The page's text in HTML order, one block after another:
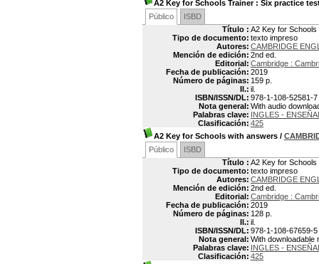
A2 Key for Schools Trainer: Six practice
Público
ISBD
Título : A2 Key for
Tipo de documento: texto impreso
Autores: CAMBRIDGE
Mención de edición: 2nd ed.
Editorial: Cambridge :
Fecha de publicación: 2019
Número de páginas: 159 p.
Il.: il.
ISBN/ISSN/DL: 978-1-108-52581-7
Nota general: With audio
Palabras clave: INGLES -
Clasificación: 425
A2 Key for Schools with answers /
Público
ISBD
Título : A2 Key for
Tipo de documento: texto impreso
Autores: CAMBRIDGE
Mención de edición: 2nd ed.
Editorial: Cambridge :
Fecha de publicación: 2019
Número de páginas: 128 p.
Il.: il.
ISBN/ISSN/DL: 978-1-108-67659-5
Nota general: With
Palabras clave: INGLES -
Clasificación: 425